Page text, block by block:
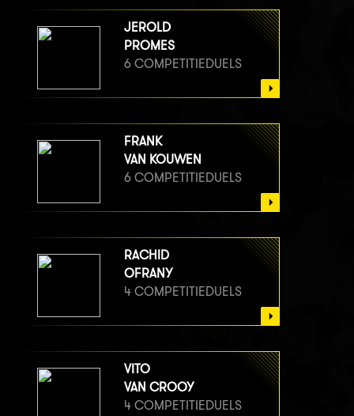
JEROLD
PROMES
6 COMPETITIEDUELS
FRANK
VAN KOUWEN
6 COMPETITIEDUELS
RACHID
OFRANY
4 COMPETITIEDUELS
VITO
VAN CROOY
4 COMPETITIEDUELS